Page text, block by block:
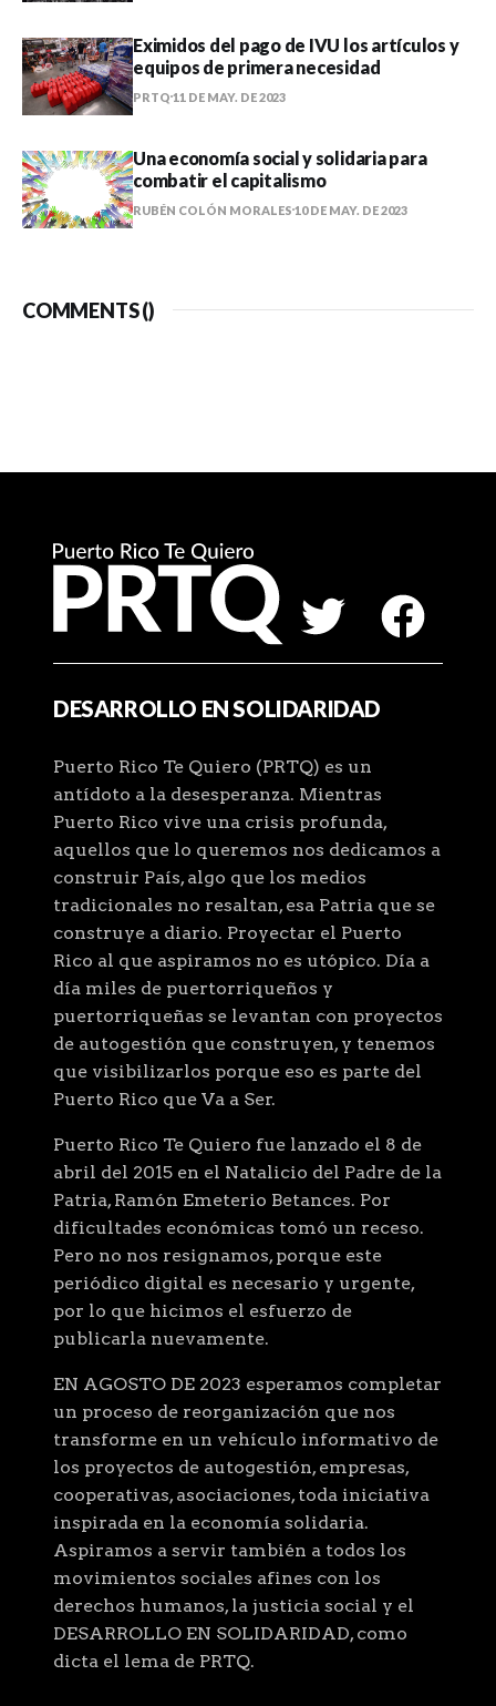
Eximidos del pago de IVU los artículos y
equipos de primera necesidad
PRTQ 11 DE MAY. DE 2023
Una economía social y solidaria para
combatir el capitalismo
RUBÉN COLÓN MORALES 10 DE MAY. DE 2023
COMMENTS ()
DESARROLLO EN SOLIDARIDAD
Puerto Rico Te Quiero (PRTQ) es un
antídoto a la desesperanza. Mientras
Puerto Rico vive una crisis profunda,
aquellos que lo queremos nos dedicamos a
construir País, algo que los medios
tradicionales no resaltan, esa Patria que se
construye a diario. Proyectar el Puerto
Rico al que aspiramos no es utópico. Día a
día miles de puertorriqueños y
puertorriqueñas se levantan con proyectos
de autogestión que construyen, y tenemos
que visibilizarlos porque eso es parte del
Puerto Rico que Va a Ser.
Puerto Rico Te Quiero fue lanzado el 8 de
abril del 2015 en el Natalicio del Padre de la
Patria, Ramón Emeterio Betances. Por
dificultades económicas tomó un receso.
Pero no nos resignamos, porque este
periódico digital es necesario y urgente,
por lo que hicimos el esfuerzo de
publicarla nuevamente.
EN AGOSTO DE 2023 esperamos completar
un proceso de reorganización que nos
transforme en un vehículo informativo de
los proyectos de autogestión, empresas,
cooperativas, asociaciones, toda iniciativa
inspirada en la economía solidaria.
Aspiramos a servir también a todos los
movimientos sociales afines con los
derechos humanos, la justicia social y el
DESARROLLO EN SOLIDARIDAD, como
dicta el lema de PRTQ.